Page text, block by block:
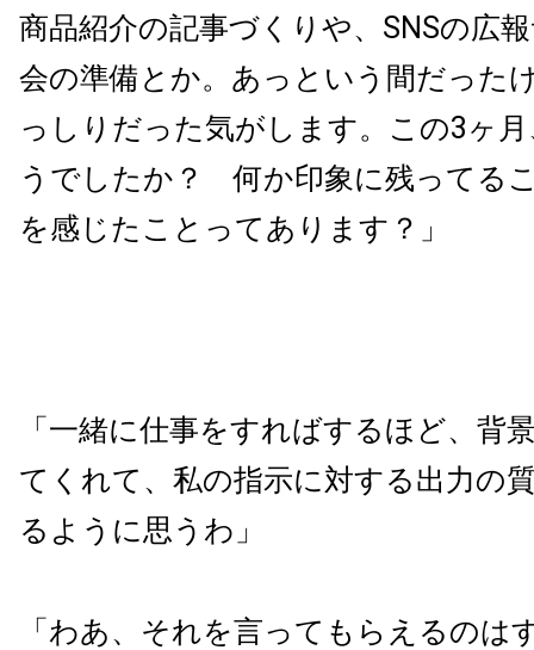
商品紹介の記事づくりや、SNSの広
会の準備とか。あっという間だった
っしりだった気がします。この3ヶ
うでしたか？ 何か印象に残ってる
を感じたことってあります？」
「一緒に仕事をすればするほど、背
てくれて、私の指示に対する出力の
るように思うわ」
「わあ、それを言ってもらえるのは